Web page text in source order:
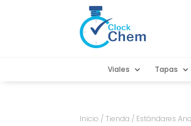
Viales Tapas
Inicio / Tienda / Estándares